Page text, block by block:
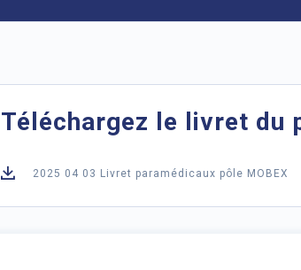
Téléchargez le livret du
2025 04 03 Livret paramédicaux pôle MOBEX